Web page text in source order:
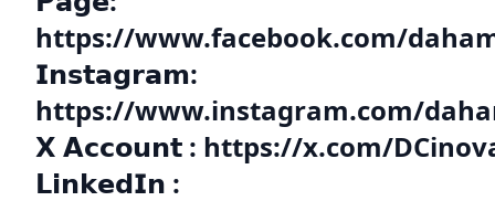
https://www.facebook.com/
𝗜𝗻𝘀𝘁𝗮𝗴𝗿𝗮𝗺:
https://www.instagram.com/
𝗫 𝗔𝗰𝗰𝗼𝘂𝗻𝘁 : https://x.com/
𝗟𝗶𝗻𝗸𝗲𝗱𝗜𝗻 :